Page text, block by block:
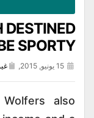
DESTINED
SPORTY
also